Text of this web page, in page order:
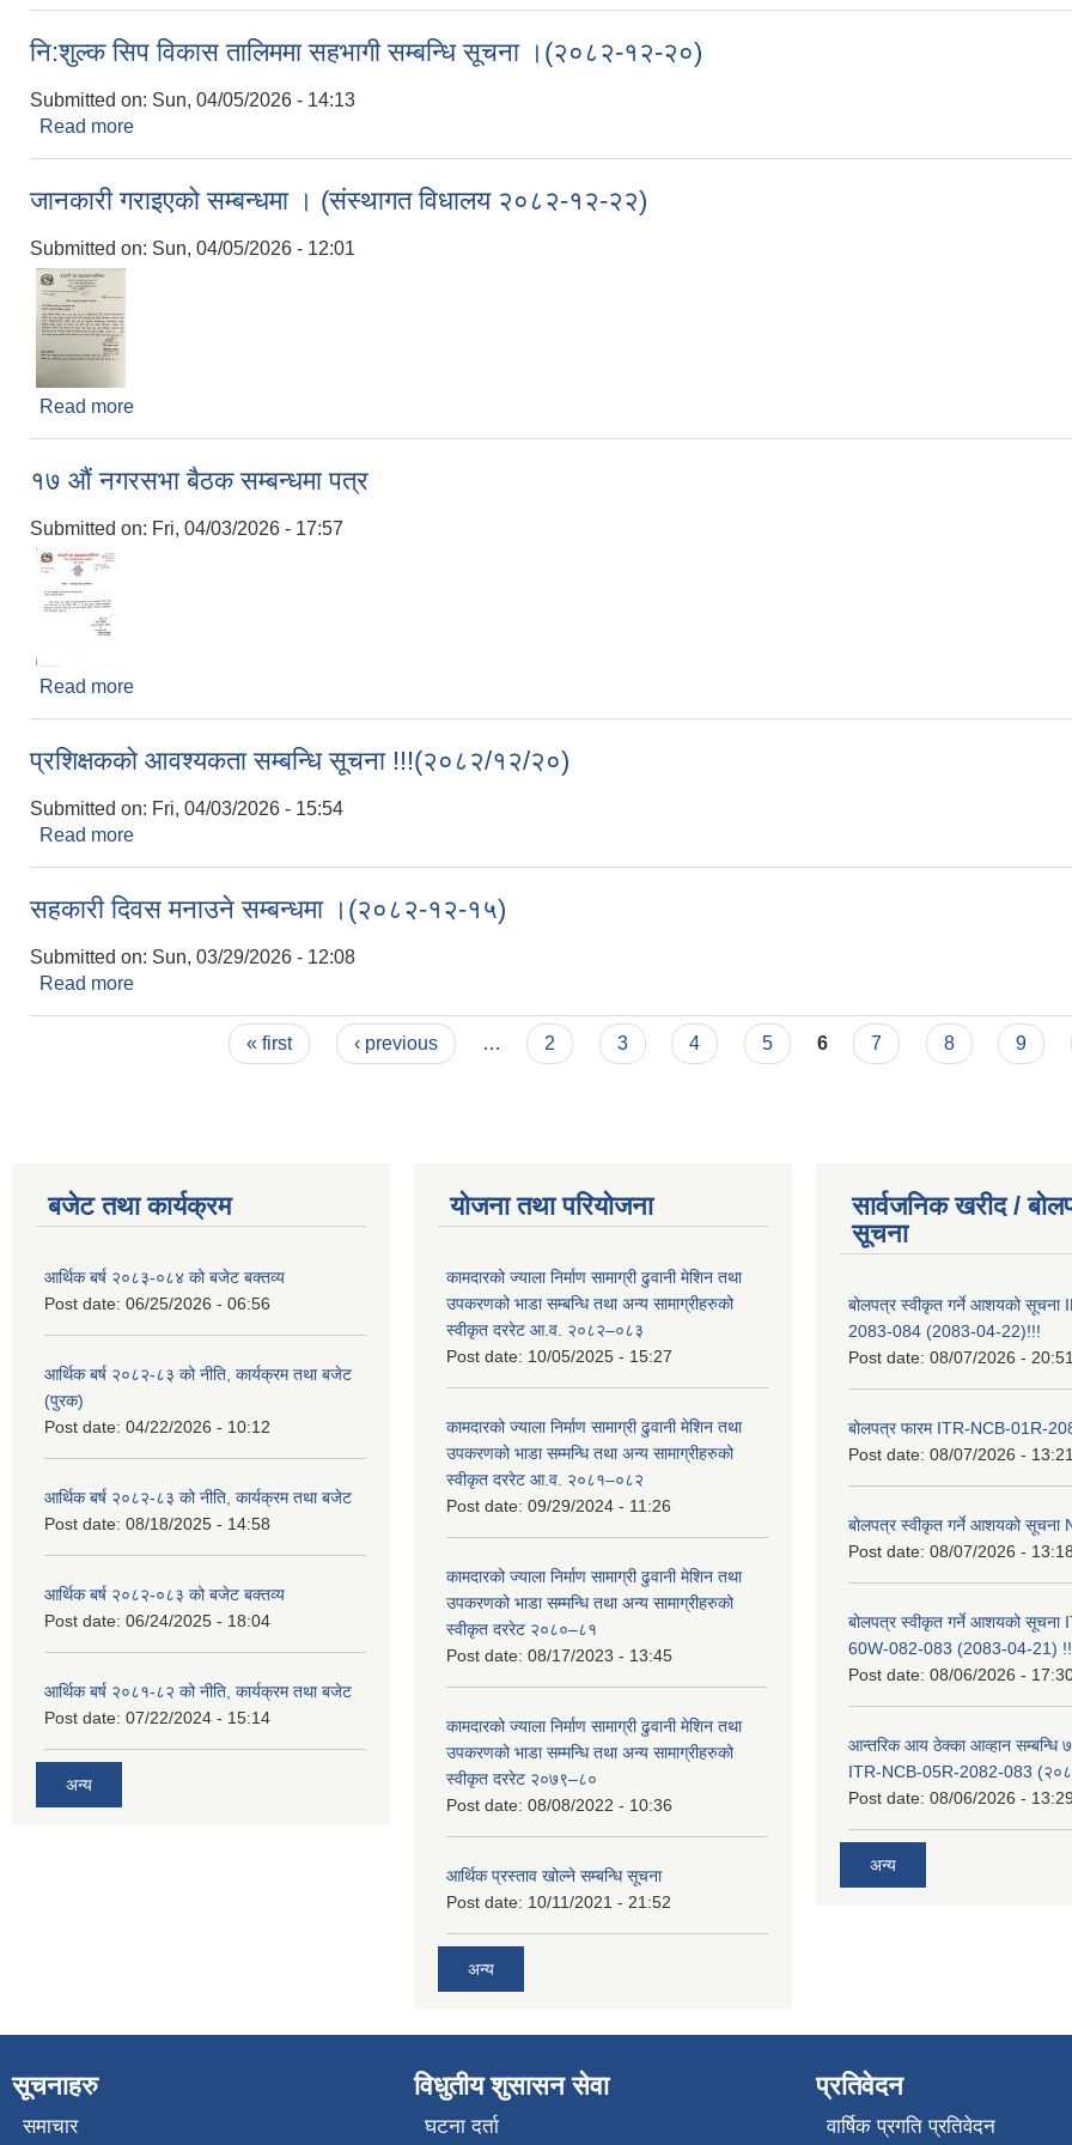
नि:शुल्क सिप विकास तालिममा सहभागी सम्बन्धि सूचना ।(२०८२-१२-२०)
Submitted on: Sun, 04/05/2026 - 14:13
Read more
जानकारी गराइएको सम्बन्धमा । (संस्थागत विधालय २०८२-१२-२२)
Submitted on: Sun, 04/05/2026 - 12:01
Read more
१७ औं नगरसभा बैठक सम्बन्धमा पत्र
Submitted on: Fri, 04/03/2026 - 17:57
Read more
प्रशिक्षकको आवश्यकता सम्बन्धि सूचना !!!(२०८२/१२/२०)
Submitted on: Fri, 04/03/2026 - 15:54
Read more
सहकारी दिवस मनाउने सम्बन्धमा ।(२०८२-१२-१५)
Submitted on: Sun, 03/29/2026 - 12:08
Read more
« first ‹ previous … 2 3 4 5 6 7 8 9
बजेट तथा कार्यक्रम
आर्थिक बर्ष २०८३-०८४ को बजेट बक्तव्य
Post date: 06/25/2026 - 06:56
आर्थिक बर्ष २०८२-८३ को नीति, कार्यक्रम तथा बजेट
(पुरक)
Post date: 04/22/2026 - 10:12
आर्थिक बर्ष २०८२-८३ को नीति, कार्यक्रम तथा बजेट
Post date: 08/18/2025 - 14:58
आर्थिक बर्ष २०८२-०८३ को बजेट बक्तव्य
Post date: 06/24/2025 - 18:04
आर्थिक बर्ष २०८१-८२ को नीति, कार्यक्रम तथा बजेट
Post date: 07/22/2024 - 15:14
अन्य
योजना तथा परियोजना
कामदारको ज्याला निर्माण सामाग्री ढुवानी मेशिन तथा
उपकरणको भाडा सम्बन्धि तथा अन्य सामाग्रीहरुको
स्वीकृत दररेट आ.व. २०८२–०८३
Post date: 10/05/2025 - 15:27
कामदारको ज्याला निर्माण सामाग्री ढुवानी मेशिन तथा
उपकरणको भाडा सम्मन्धि तथा अन्य सामाग्रीहरुको
स्वीकृत दररेट आ.व. २०८१–०८२
Post date: 09/29/2024 - 11:26
कामदारको ज्याला निर्माण सामाग्री ढुवानी मेशिन तथा
उपकरणको भाडा सम्मन्धि तथा अन्य सामाग्रीहरुको
स्वीकृत दररेट २०८०–८१
Post date: 08/17/2023 - 13:45
कामदारको ज्याला निर्माण सामाग्री ढुवानी मेशिन तथा
उपकरणको भाडा सम्मन्धि तथा अन्य सामाग्रीहरुको
स्वीकृत दररेट २०७९–८०
Post date: 08/08/2022 - 10:36
आर्थिक प्रस्ताव खोल्ने सम्बन्धि सूचना
Post date: 10/11/2021 - 21:52
अन्य
सार्वजनिक खरीद /
सूचना
बोलपत्र स्वीकृत गर्ने आशयको सूचना
2083-084 (2083-04-22)!!!
Post date: 08/07/2026 - 20:51
बोलपत्र फारम ITR-NCB-01R-
Post date: 08/07/2026 - 13:21
बोलपत्र स्वीकृत गर्ने आशयको सूचना
Post date: 08/07/2026 - 13:18
बोलपत्र स्वीकृत गर्ने आशयको सूचना
60W-082-083 (2083-04-21)
Post date: 08/06/2026 -
आन्तरिक आय ठेक्का आव्हान सम्बन्धि
ITR-NCB-05R-2082-083
Post date: 08/06/2026 - 13:29
अन्य
सूचनाहरु
समाचार
विधुतीय शुसासन सेवा
घटना दर्ता
प्रतिवेदन
वार्षिक प्रगति प्रतिवेदन